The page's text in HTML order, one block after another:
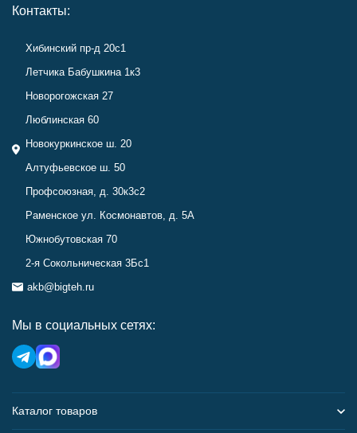
Контакты:
Хибинский пр-д 20с1
Летчика Бабушкина 1к3
Новорогожская 27
Люблинская 60
Новокуркинское ш. 20
Алтуфьевское ш. 50
Профсоюзная, д. 30к3с2
Раменское ул. Космонавтов, д. 5А
Южнобутовская 70
2-я Сокольническая 3Бс1
akb@bigteh.ru
Мы в социальных сетях:
Каталог товаров